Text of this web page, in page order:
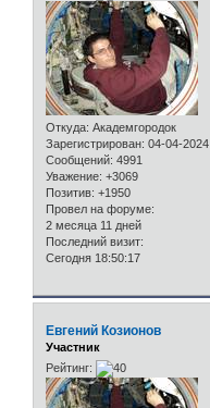
Откуда: Академгородок
Зарегистрирован: 04-04-2024
Сообщений: 4991
Уважение: +3069
Позитив: +1950
Провел на форуме:
2 месяца 11 дней
Последний визит:
Сегодня 18:50:17
Евгений Козионов
Участник
Рейтинг: